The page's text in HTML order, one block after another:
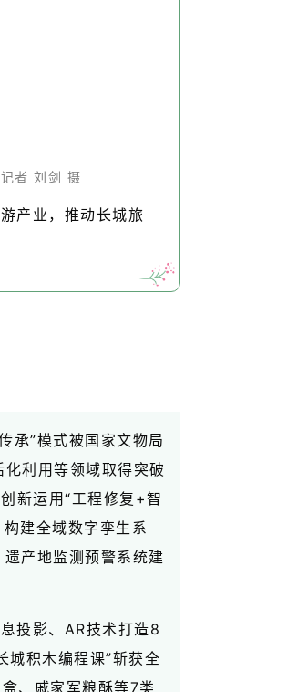
者 刘剑 摄
产业，推动长城旅
承”模式被国家文物局
利用等领域取得突破
新运用“工程修复+智
建全域数字孪生系
产地监测预警系统建
投影、AR技术打造8
城积木编程课”斩获全
、戚家军粮酥等7类